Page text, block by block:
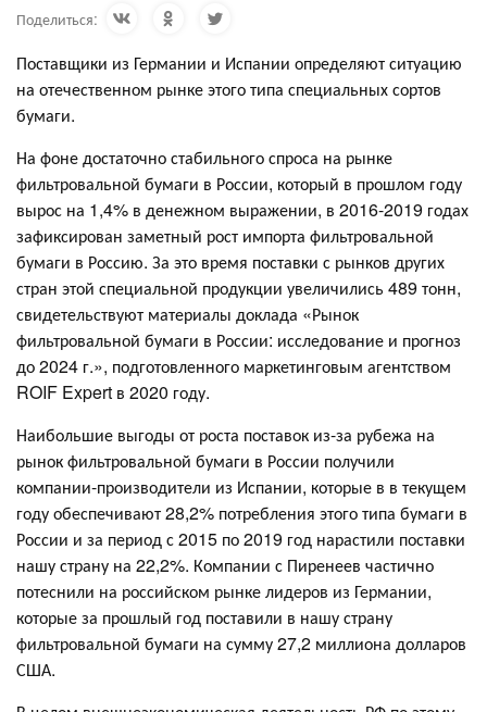
Поделиться:
Поставщики из Германии и Испании определяют ситуацию
на отечественном рынке этого типа специальных сортов
бумаги.
На фоне достаточно стабильного спроса на рынке
фильтровальной бумаги в России, который в прошлом году
вырос на 1,4% в денежном выражении, в 2016-2019 годах
зафиксирован заметный рост импорта фильтровальной
бумаги в Россию. За это время поставки с рынков других
стран этой специальной продукции увеличились 489 тонн,
свидетельствуют материалы доклада «Рынок
фильтровальной бумаги в России: исследование и прогноз
до 2024 г.», подготовленного маркетинговым агентством
ROIF Expert в 2020 году.
Наибольшие выгоды от роста поставок из-за рубежа на
рынок фильтровальной бумаги в России получили
компании-производители из Испании, которые в в текущем
году обеспечивают 28,2% потребления этого типа бумаги в
России и за период с 2015 по 2019 год нарастили поставки
нашу страну на 22,2%. Компании с Пиренеев частично
потеснили на российском рынке лидеров из Германии,
которые за прошлый год поставили в нашу страну
фильтровальной бумаги на сумму 27,2 миллиона долларов
США.